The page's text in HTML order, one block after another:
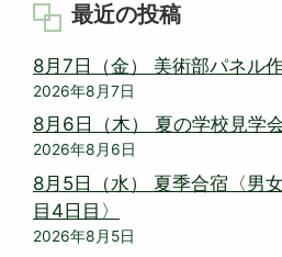
最近の投稿
8月7日（金） 美術部パネル
2026年8月7日
8月6日（木） 夏の学校見学
2026年8月6日
8月5日（水） 夏季合宿〈男
目4日目〉
2026年8月5日